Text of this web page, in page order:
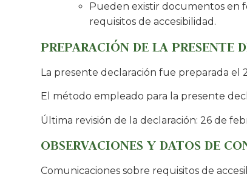
Pueden existir documentos en
requisitos de accesibilidad.
PREPARACIÓN DE LA PRESENTE
La presente declaración fue preparada el
El método empleado para la presente
Última revisión de la declaración: 26 de
OBSERVACIONES Y DATOS DE
Comunicaciones sobre requisitos de